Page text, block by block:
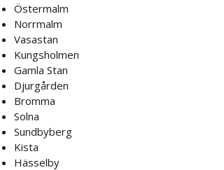
Östermalm
Norrmalm
Vasastan
Kungsholmen
Gamla Stan
Djurgården
Bromma
Solna
Sundbyberg
Kista
Hässelby